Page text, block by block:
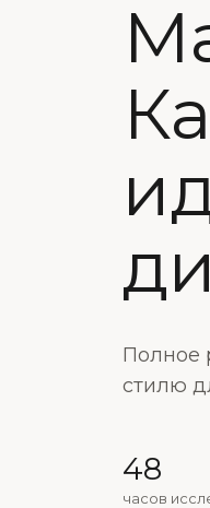
Полное
стилю
48
часов